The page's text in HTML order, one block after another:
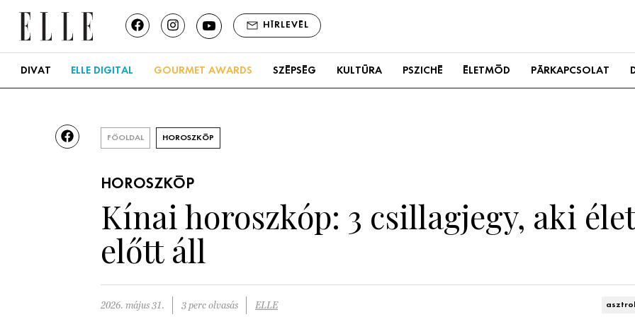
HÍRLEVÉL
DIVAT ELLE DIGITAL GOURMET AWARDS SZÉPSÉG KULTÚRA PSZICHÉ ÉLETMÓD PÁRKAPCSOLAT
FŐOLDAL HOROSZKÓP
HOROSZKÓP
Kínai horoszkóp: 3 csillagjegy, aki
előtt áll
2026. május 31. 3 perc olvasás ELLE